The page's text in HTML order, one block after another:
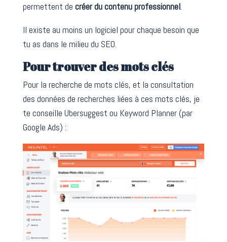
permettent de créer du contenu professionnel.
Il existe au moins un logiciel pour chaque besoin que
tu as dans le milieu du SEO.
Pour trouver des mots clés
Pour la recherche de mots clés, et la consultation
des données de recherches liées à ces mots clés, je
te conseille Ubersuggest ou Keyword Planner (par
Google Ads) :